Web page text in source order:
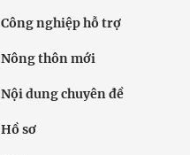
Công nghiệp hỗ trợ
Nông thôn mới
Nội dung chuyên đề
Hồ sơ